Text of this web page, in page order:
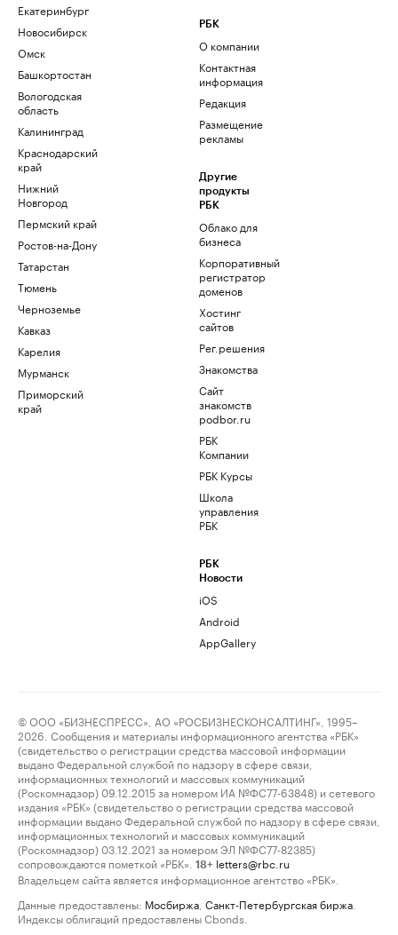
Екатеринбург
Новосибирск
Омск
Башкортостан
Вологодская
область
Калининград
Краснодарский
край
Нижний
Новгород
Пермский край
Ростов-на-Дону
Татарстан
Тюмень
Черноземье
Кавказ
Карелия
Мурманск
Приморский
край
РБК
О компании
Контактная
информация
Редакция
Размещение
рекламы
Другие
продукты
РБК
Облако для
бизнеса
Корпоративный
регистратор
доменов
Хостинг
сайтов
Рег.решения
Знакомства
Сайт
знакомств
podbor.ru
РБК
Компании
РБК Курсы
Школа
управления
РБК
РБК
Новости
iOS
Android
AppGallery
© ООО «БИЗНЕСПРЕСС», АО «РОСБИЗНЕСКОНСАЛТИНГ», 1995–
2026. Сообщения и материалы информационного агентства «РБК»
(свидетельство о регистрации средства массовой информации
выдано Федеральной службой по надзору в сфере связи,
информационных технологий и массовых коммуникаций
(Роскомнадзор) 09.12.2015 за номером ИА №ФС77-63848) и сетевого
издания «РБК» (свидетельство о регистрации средства массовой
информации выдано Федеральной службой по надзору в сфере связи,
информационных технологий и массовых коммуникаций
(Роскомнадзор) 03.12.2021 за номером ЭЛ №ФС77-82385)
сопровождаются пометкой «РБК».
18+ letters@rbc.ru
Владельцем сайта является информационное агентство «РБК».
Данные предоставлены: Мосбиржа Санкт-Петербургская биржа
Индексы облигаций предоставлены Cbonds.